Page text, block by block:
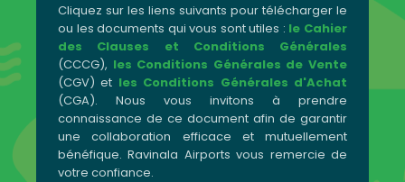
Cliquez sur les liens suivants pour télécharger le
ou les documents qui vous sont utiles : le Cahier
des Clauses et Conditions Générales
(CCCG), les Conditions Générales de Vente
(CGV) et les Conditions Générales d'Achat
(CGA). Nous vous invitons à prendre
connaissance de ce document afin de garantir
une collaboration efficace et mutuellement
bénéfique. Ravinala Airports vous remercie de
votre confiance.